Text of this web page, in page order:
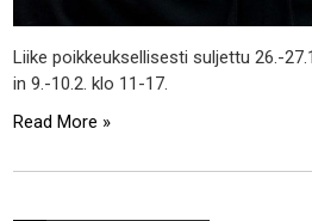
Liike poikkeuksellisesti suljettu 26.-
in 9.-10.2. klo 11-17.
Read More »